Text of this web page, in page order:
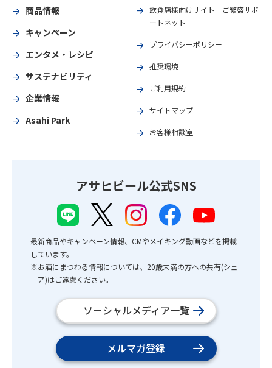
商品情報
キャンペーン
エンタメ・レシピ
サステナビリティ
企業情報
Asahi Park
飲食店様向けサイト「ご繁盛サポ
ートネット」
プライバシーポリシー
推奨環境
ご利用規約
サイトマップ
お客様相談室
アサヒビール公式SNS
最新商品やキャンペーン情報、CMやメイキング動画などを掲載
しています。
※お酒にまつわる情報については、20歳未満の方への共有(シェ
ア)はご遠慮ください。
ソーシャルメディア一覧
メルマガ登録